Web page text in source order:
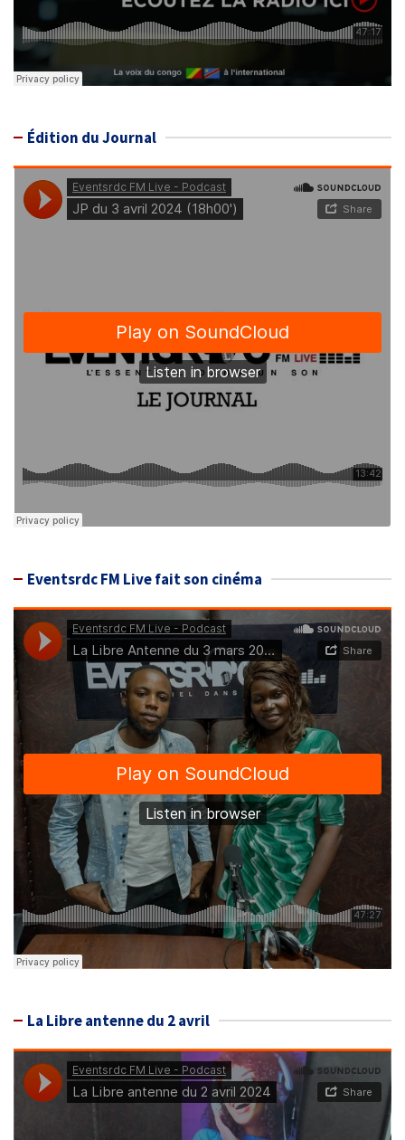
Édition du Journal
Eventsrdc FM Live fait son cinéma
La Libre antenne du 2 avril